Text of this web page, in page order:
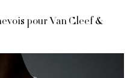
pour Van Cleef &